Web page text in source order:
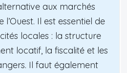
aux marchés
l’Ouest. Il est essentiel de
locales : la structure
locatif, la fiscalité et les
Il faut également